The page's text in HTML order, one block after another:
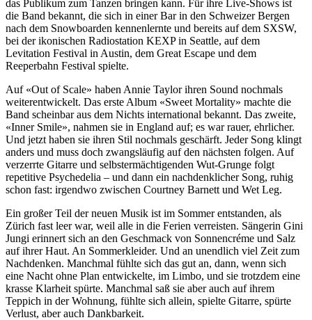
das Publikum zum Tanzen bringen kann. Für ihre Live-Shows ist
die Band bekannt, die sich in einer Bar in den Schweizer Bergen
nach dem Snowboarden kennenlernte und bereits auf dem SXSW,
bei der ikonischen Radiostation KEXP in Seattle, auf dem
Levitation Festival in Austin, dem Great Escape und dem
Reeperbahn Festival spielte.
Auf «Out of Scale» haben Annie Taylor ihren Sound nochmals
weiterentwickelt. Das erste Album «Sweet Mortality» machte die
Band scheinbar aus dem Nichts international bekannt. Das zweite,
«Inner Smile», nahmen sie in England auf; es war rauer, ehrlicher.
Und jetzt haben sie ihren Stil nochmals geschärft. Jeder Song klingt
anders und muss doch zwangsläufig auf den nächsten folgen. Auf
verzerrte Gitarre und selbstermächtigenden Wut-Grunge folgt
repetitive Psychedelia – und dann ein nachdenklicher Song, ruhig
schon fast: irgendwo zwischen Courtney Barnett und Wet Leg.
Ein großer Teil der neuen Musik ist im Sommer entstanden, als
Zürich fast leer war, weil alle in die Ferien verreisten. Sängerin Gini
Jungi erinnert sich an den Geschmack von Sonnencréme und Salz
auf ihrer Haut. An Sommerkleider. Und an unendlich viel Zeit zum
Nachdenken. Manchmal fühlte sich das gut an, dann, wenn sich
eine Nacht ohne Plan entwickelte, im Limbo, und sie trotzdem eine
krasse Klarheit spürte. Manchmal saß sie aber auch auf ihrem
Teppich in der Wohnung, fühlte sich allein, spielte Gitarre, spürte
Verlust, aber auch Dankbarkeit.